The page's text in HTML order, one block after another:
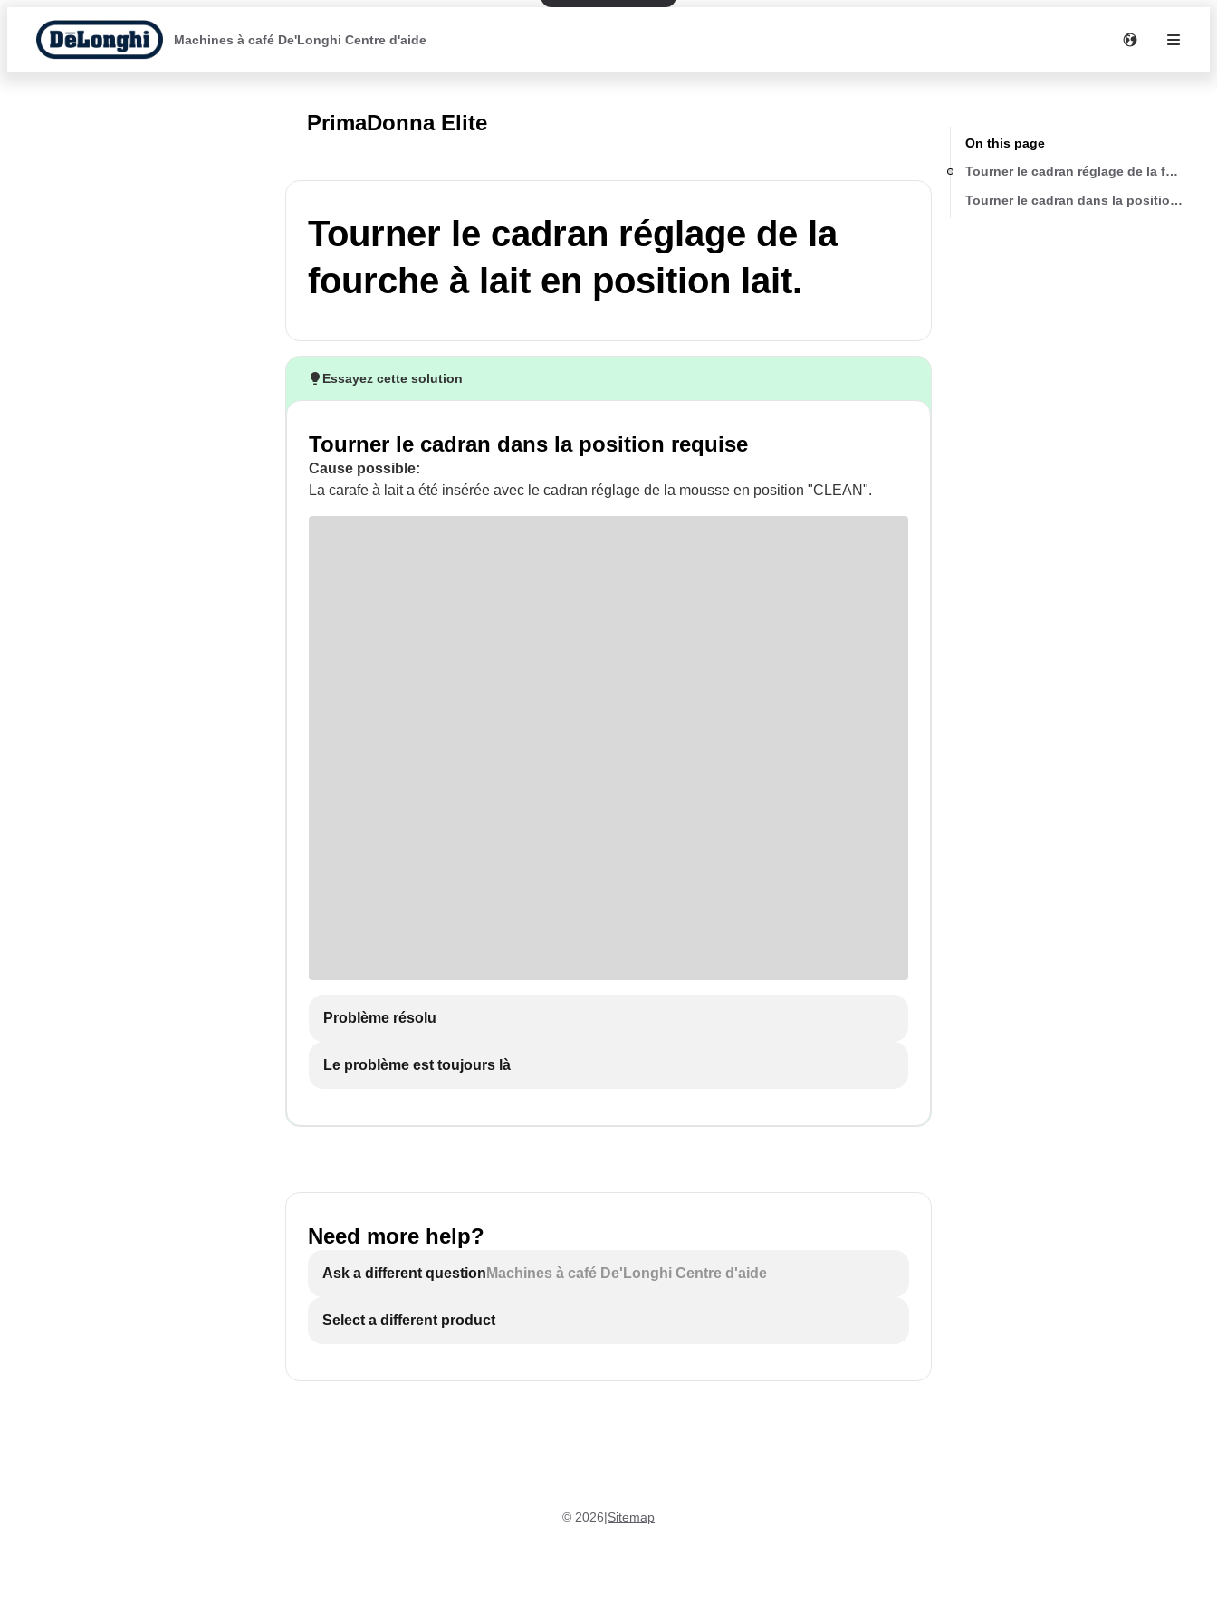
Machines à café De'Longhi Centre d'aide
PrimaDonna Elite
Tourner le cadran réglage de la
fourche à lait en position lait.
Essayez cette solution
Tourner le cadran dans la position requise
Cause possible:
La carafe à lait a été insérée avec le cadran réglage de la mousse en position "CLEAN".
Problème résolu
Le problème est toujours là
Need more help?
Ask a different question Machines à café De'Longhi Centre d'aide
Select a different product
On this page
Tourner le cadran réglage de la
Tourner le cadran dans la position
© 2026|Sitemap